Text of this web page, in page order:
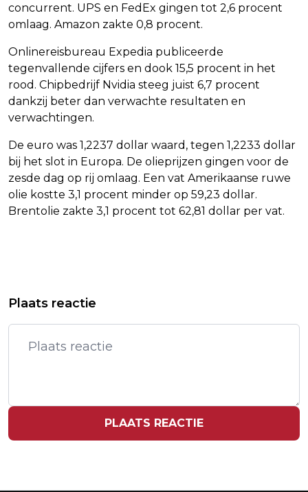
concurrent. UPS en FedEx gingen tot 2,6 procent
omlaag. Amazon zakte 0,8 procent.
Onlinereisbureau Expedia publiceerde
tegenvallende cijfers en dook 15,5 procent in het
rood. Chipbedrijf Nvidia steeg juist 6,7 procent
dankzij beter dan verwachte resultaten en
verwachtingen.
De euro was 1,2237 dollar waard, tegen 1,2233 dollar
bij het slot in Europa. De olieprijzen gingen voor de
zesde dag op rij omlaag. Een vat Amerikaanse ruwe
olie kostte 3,1 procent minder op 59,23 dollar.
Brentolie zakte 3,1 procent tot 62,81 dollar per vat.
OVER RACISME
PHILIPS STOPT PRODUCTIE IN
CLEVELAND
Plaats reactie
PLAATS REACTIE